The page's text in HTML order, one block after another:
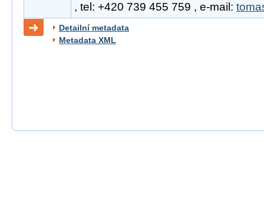
, tel: +420 739 455 759 , e-mail:
Detailní metadata
Metadata XML